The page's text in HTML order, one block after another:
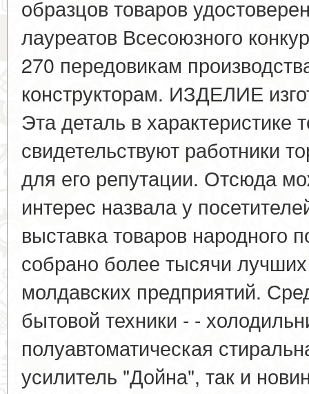
образцов товаров
лауреатов Всесоюзного
270 передовикам
конструкторам. ИЗДЕЛИЕ
Эта деталь в характеристике
свидетельствуют работники
для его репутации. Отсюда
интерес назвала у
выставка товаров народного
собрано более тысячи
молдавских предприятий.
бытовой техники - -
полуавтоматическая
усилитель "Дойна", так и